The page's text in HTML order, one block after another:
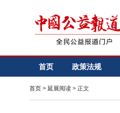
首页 政策法规
首页 > 延展阅读 > 正文